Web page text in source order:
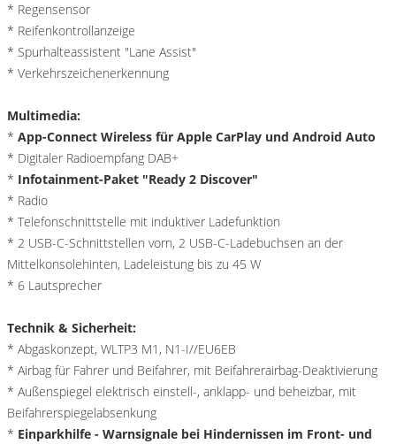
* Regensensor
* Reifenkontrollanzeige
* Spurhalteassistent "Lane Assist"
* Verkehrszeichenerkennung
Multimedia:
* App-Connect Wireless für Apple CarPlay und Android Auto
* Digitaler Radioempfang DAB+
* Infotainment-Paket "Ready 2 Discover"
* Radio
* Telefonschnittstelle mit induktiver Ladefunktion
* 2 USB-C-Schnittstellen vorn, 2 USB-C-Ladebuchsen an der
Mittelkonsolehinten, Ladeleistung bis zu 45 W
* 6 Lautsprecher
Technik & Sicherheit:
* Abgaskonzept, WLTP3 M1, N1-I//EU6EB
* Airbag für Fahrer und Beifahrer, mit Beifahrerairbag-Deaktivierung
* Außenspiegel elektrisch einstell-, anklapp- und beheizbar, mit
Beifahrerspiegelabsenkung
* Einparkhilfe - Warnsignale bei Hindernissen im Front- und